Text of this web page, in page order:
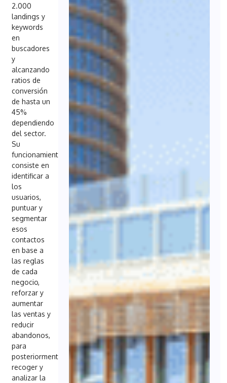
2.000
landings y
keywords
en
buscadores
y
alcanzando
ratios de
conversión
de hasta un
45%
dependiendo
del sector.
Su
funcionamiento
consiste en
identificar a
los
usuarios,
puntuar y
segmentar
esos
contactos
en base a
las reglas
de cada
negocio,
reforzar y
aumentar
las ventas y
reducir
abandonos,
para
posteriormente
recoger y
analizar la